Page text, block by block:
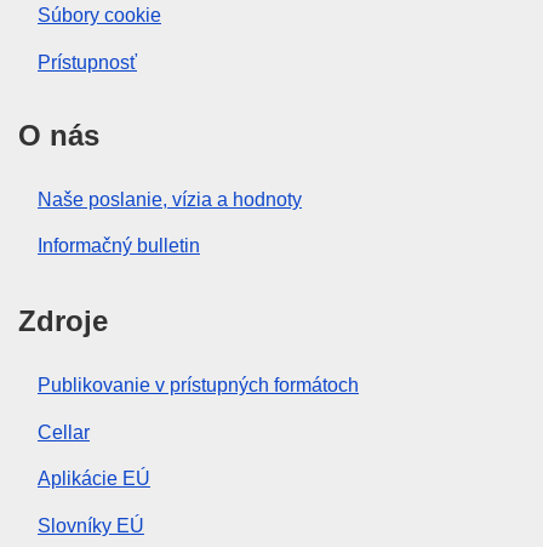
Súbory cookie
Prístupnosť
O nás
Naše poslanie, vízia a hodnoty
Informačný bulletin
Zdroje
Publikovanie v prístupných formátoch
Cellar
Aplikácie EÚ
Slovníky EÚ